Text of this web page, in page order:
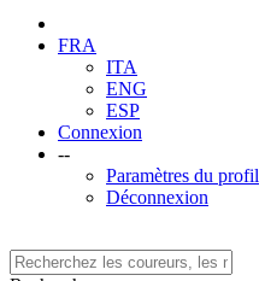
FRA
ITA
ENG
ESP
Connexion
--
Paramètres du profil
Déconnexion